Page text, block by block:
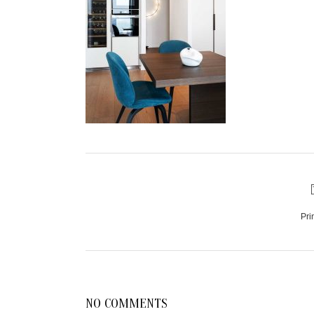
NO COMMENTS